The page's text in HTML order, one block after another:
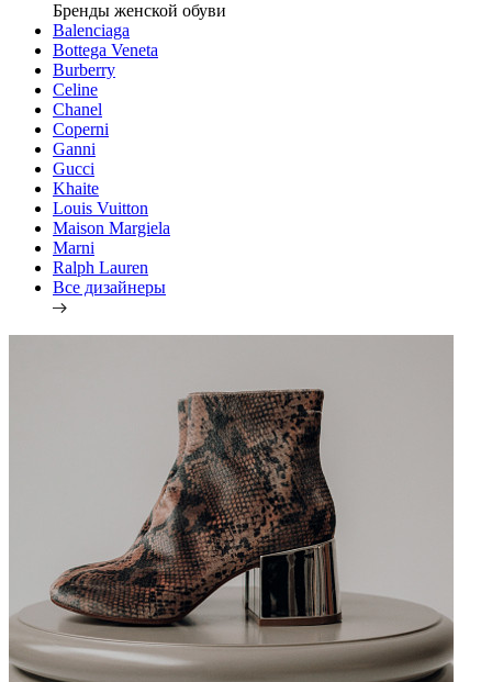
Бренды женской обуви
Balenciaga
Bottega Veneta
Burberry
Celine
Chanel
Coperni
Ganni
Gucci
Khaite
Louis Vuitton
Maison Margiela
Marni
Ralph Lauren
Все дизайнеры